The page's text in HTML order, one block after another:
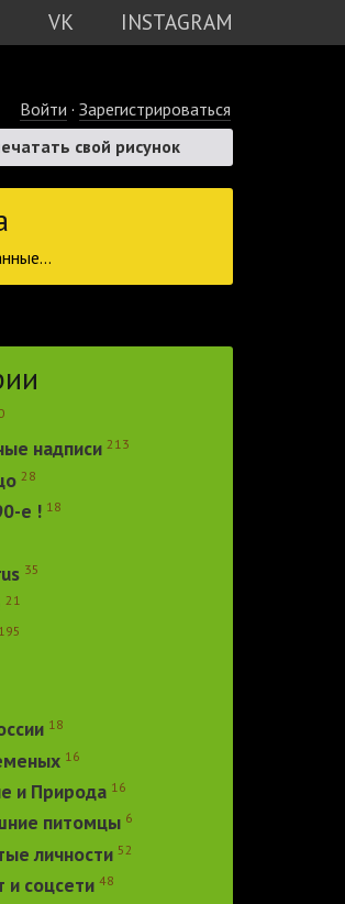
VK INSTAGRAM
Войти · Зарегистрироваться
свой рисунок
надписи 213
28
е ! 18
35
21
195
18
16
и Природа 16
питомцы 6
личности 52
и соцсети 48